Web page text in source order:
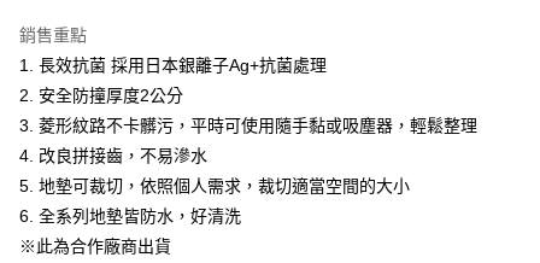
醒簡訊。
2.透過簡訊連結打開帳單後，可選擇「超商條碼／台灣大直營門市／銀行轉
帳／街口支付／iPASS MONEY」等通路繳費。
【注意事項】
1.本服務係由「台灣大哥大股份有限公司」（以下簡稱本公司）所提供，讓
用戶於交易時，得透過本服務購買商品或服務，並由商店將買賣／分期付款
買賣價金債權讓與本公司後，依約使用本公司帳單繳交帳款。
2.基於同意付款使用「大哥付你分期」之契約關係目的，商店將以您的個人
由本公司與您本人進行分期帳單所需資料之確認、核對及更正。
銷售重點
1. 長效抗菌 採用日本銀離子Ag+抗菌處理
2. 安全防撞厚度2公分
3. 菱形紋路不卡髒污，平時可使用隨手黏或吸塵器，輕鬆整理
4. 改良拼接齒，不易滲水
5. 地墊可裁切，依照個人需求，裁切適當空間的大小
6. 全系列地墊皆防水，好清洗
※此為合作廠商出貨